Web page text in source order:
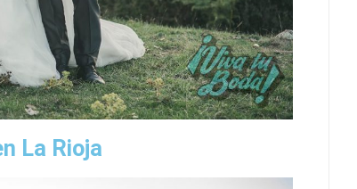
La Rioja